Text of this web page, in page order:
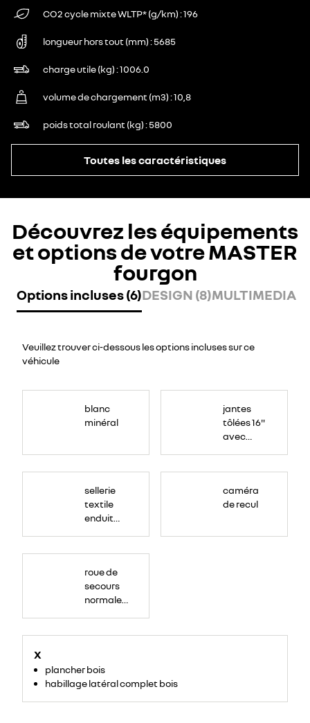
CO2 cycle mixte WLTP* (g/km) 196
longueur hors tout (mm) 5685
charge utile (kg) 1006.0
volume de chargement (m3) 10,8
poids total roulant (kg) 5800
Toutes les caractéristiques
Découvrez les équipements
et options de votre MASTER
fourgon
Options incluses (6)DESIGN (8)MULTIMEDIA
Veuillez trouver ci-dessous les options incluses sur ce
véhicule
blanc
minéral
jantes
tôlées 16"
avec
sellerie
textile
enduit
caméra
de recul
roue de
secours
normale
X
plancher bois
habillage latéral complet bois